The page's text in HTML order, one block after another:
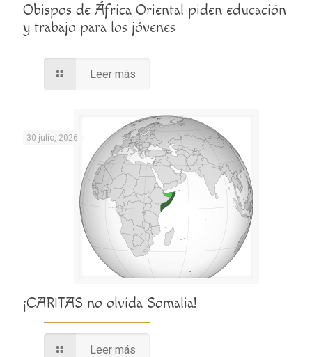
Obispos de África Oriental piden educación
y trabajo para los jóvenes
Leer más
30 julio, 2026
¡CARITAS no olvida Somalia!
Leer más